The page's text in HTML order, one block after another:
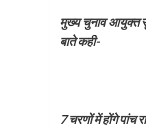
मुख्य चुनाव आयुक्त
बाते कही-
7 चरणों में होंगे पांच